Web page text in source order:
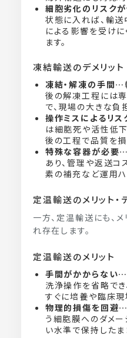
細胞劣化のリスク
状態に入れば、輸
による影響を受けに
ます。
凍結輸送のデメリット
凍結・解凍の手間…
後の解凍工程には
で、現場の大きな負
操作ミスによるリ
は細胞死や活性低
後の工程で品質を損
特殊な容器が必要…
あり、管理や返送コ
素の補充など運用ハ
定温輸送のメリット・
一方、定温輸送にも、メ
れ存在します。
定温輸送のメリット
手間がかからない…
洗浄操作を省略でき
すぐに培養や臨床現
物理的損傷を回避
う細胞膜へのダメ
い水準で保持したま